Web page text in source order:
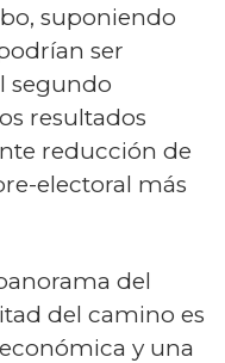
suponiendo
ser
segundo
resultados
reducción de
electoral más
del
del camino es
y una